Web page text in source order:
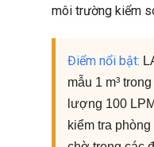
môi trường kiểm
Điểm nổi bật:
mẫu 1 m³
lượng 100
kiểm tra